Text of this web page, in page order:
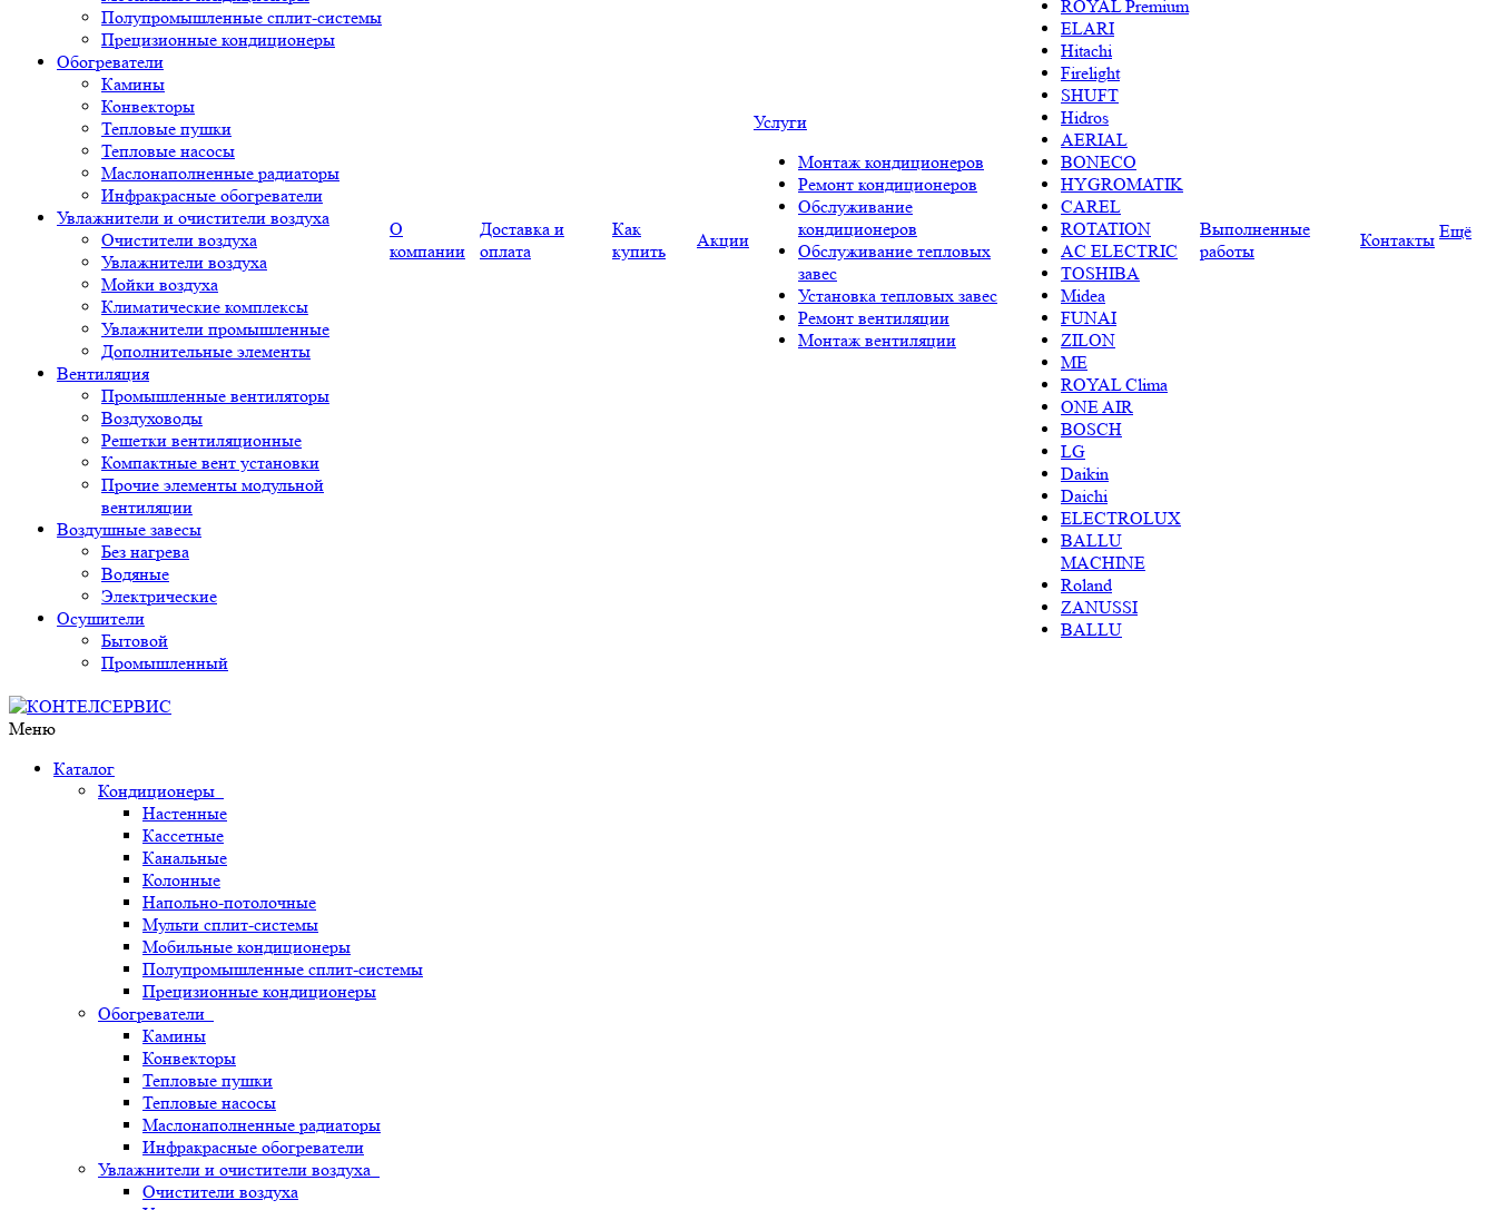
Полупромышленные сплит-системы
Прецизионные кондиционеры
Обогреватели
Камины
Конвекторы
Тепловые пушки
Тепловые насосы
Маслонаполненные радиаторы
Инфракрасные обогреватели
Увлажнители и очистители воздуха
Очистители воздуха
Увлажнители воздуха
Мойки воздуха
Климатические комплексы
Увлажнители промышленные
Дополнительные элементы
Вентиляция
Промышленные вентиляторы
Воздуховоды
Решетки вентиляционные
Компактные вент установки
Прочие элементы модульной
вентиляции
Воздушные завесы
Без нагрева
Водяные
Электрические
Осушители
Бытовой
Промышленный
О
компании
Доставка и
оплата
Как
купить
Акции
Услуги
Монтаж кондиционеров
Ремонт кондиционеров
Обслуживание
кондиционеров
Обслуживание тепловых
завес
Установка тепловых завес
Ремонт вентиляции
Монтаж вентиляции
ROYAL Premium
ELARI
Hitachi
Firelight
SHUFT
Hidros
AERIAL
BONECO
HYGROMATIK
CAREL
ROTATION
AC ELECTRIC
TOSHIBA
Midea
FUNAI
ZILON
ME
ROYAL Clima
ONE AIR
BOSCH
LG
Daikin
Daichi
ELECTROLUX
BALLU
MACHINE
Roland
ZANUSSI
BALLU
Выполненные
работы
Контакты Ещё
Меню
Каталог
Кондиционеры
Настенные
Кассетные
Канальные
Колонные
Напольно-потолочные
Мульти сплит-системы
Мобильные кондиционеры
Полупромышленные сплит-системы
Прецизионные кондиционеры
Обогреватели
Камины
Конвекторы
Тепловые пушки
Тепловые насосы
Маслонаполненные радиаторы
Инфракрасные обогреватели
Увлажнители и очистители воздуха
Очистители воздуха